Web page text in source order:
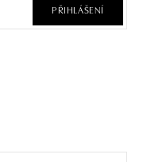
PŘIHLÁŠENÍ